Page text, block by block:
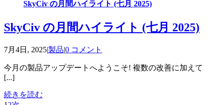
SkyCiv の月間ハイライト (七月 2025)
SkyCiv の月間ハイライト (七月 2025)
7月4日, 2025|製品|0 コメント
今月の製品アップデートへようこそ! 複数の改善に加えて
[...]
続きを読む